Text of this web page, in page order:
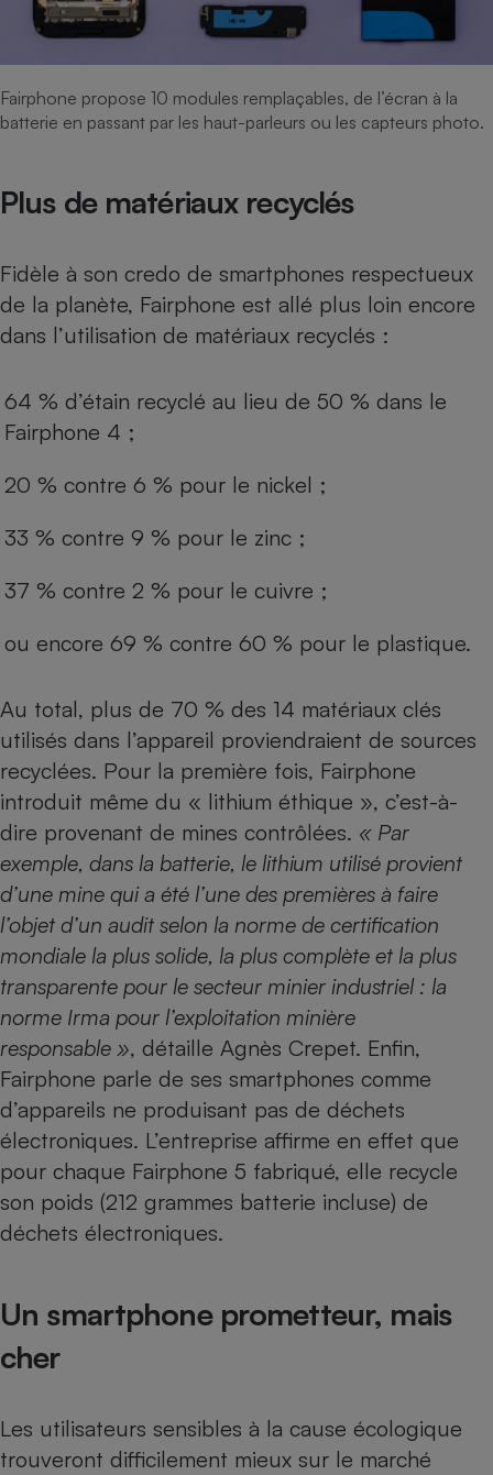
Fairphone propose 10 modules remplaçables, de l’écran à la
batterie en passant par les haut-parleurs ou les capteurs photo.
Plus de matériaux recyclés
Fidèle à son credo de smartphones respectueux
de la planète, Fairphone est allé plus loin encore
dans l’utilisation de matériaux recyclés :
64 % d’étain recyclé au lieu de 50 % dans le
Fairphone 4 ;
20 % contre 6 % pour le nickel ;
33 % contre 9 % pour le zinc ;
37 % contre 2 % pour le cuivre ;
ou encore 69 % contre 60 % pour le plastique.
Au total, plus de 70 % des 14 matériaux clés
utilisés dans l’appareil proviendraient de sources
recyclées. Pour la première fois, Fairphone
introduit même du « lithium éthique », c’est-à-
dire provenant de mines contrôlées. « Par
exemple, dans la batterie, le lithium utilisé provient
d’une mine qui a été l’une des premières à faire
l’objet d’un audit selon la norme de certification
mondiale la plus solide, la plus complète et la plus
transparente pour le secteur minier industriel : la
norme Irma pour l’exploitation minière
responsable », détaille Agnès Crepet. Enfin,
Fairphone parle de ses smartphones comme
d’appareils ne produisant pas de déchets
électroniques. L’entreprise affirme en effet que
pour chaque Fairphone 5 fabriqué, elle recycle
son poids (212 grammes batterie incluse) de
déchets électroniques.
Un smartphone prometteur, mais
cher
Les utilisateurs sensibles à la cause écologique
trouveront difficilement mieux sur le marché